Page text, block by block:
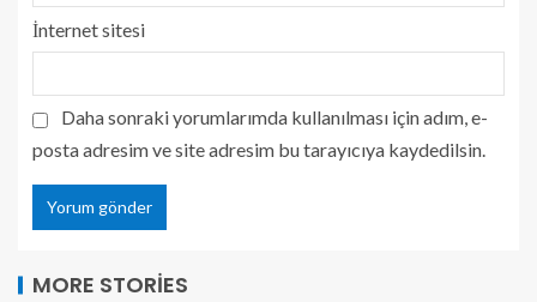
İnternet sitesi
Daha sonraki yorumlarımda kullanılması için adım, e-
posta adresim ve site adresim bu tarayıcıya kaydedilsin.
MORE STORIES